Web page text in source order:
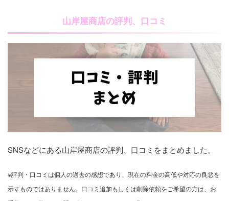
山岸屋商店の評判、口コミ
SNSなどにある山岸屋商店の評判、口コミをまとめました。
※評判・口コミは個人の過去の感想であり、現在の料金の高低や対応の良悪を
示すものではありません。口コミ追加もしくは削除依頼をご希望の方は、お